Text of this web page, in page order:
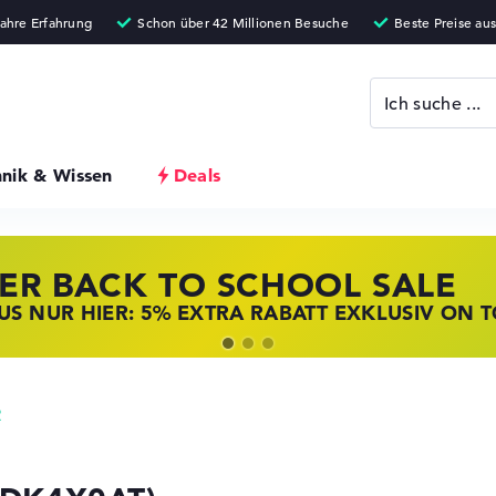
& Wissen Deals
BACK TO SCHOOL SALE
NUR HIER: 5% EXTRA RABATT EXKLUSIV ON
SSV DEALS
ZUGREIFEN: NOTEBOOKS BEI HP KRÄFTIG
LAPTOP DEALS
BEI LENOVO JETZT KRÄFTIG REDUZIERT